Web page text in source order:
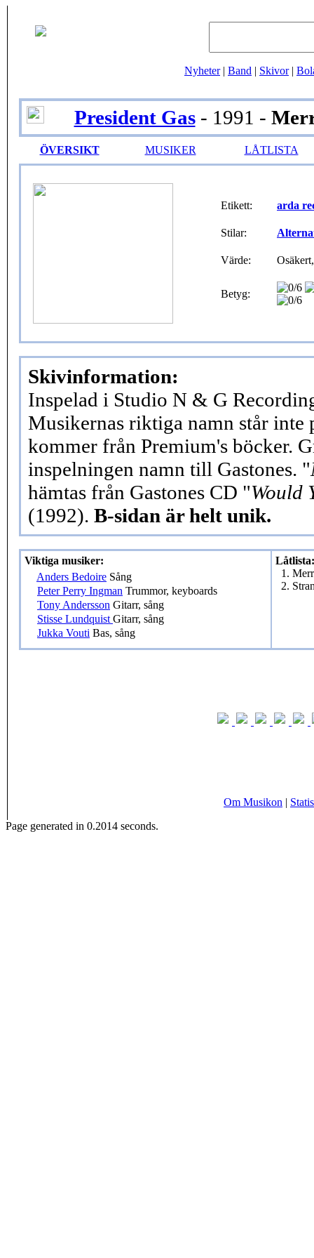
Nyheter| Band | Skivor|
President Gas- 1991 -
ÖVERSIKT MUSIKER LÅTLISTA
Etikett: arda
Stilar:
Värde:
Betyg:
Skivinformation:
Inspelad i Studio N & G
Musikernas riktiga namn står inte
kommer från Premium's böcker.
inspelningen namn till Gastones. "
hämtas från Gastones CD "Would
(1992). B-sidan är helt unik.
Viktiga musiker:
Anders Bedoire Sång
Peter Perry Ingman Trummor, keyboards
Tony Andersson Gitarr, sång
Stisse Lundquist Gitarr, sång
Jukka Vouti Bas, sång
Låtlista:
1.
2.
Om Musikon |
Page generated in 0.2014 seconds.